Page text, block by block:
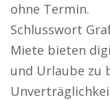
ohne Termin.
Schlusswort
Miete bieten
und Urlaube zu